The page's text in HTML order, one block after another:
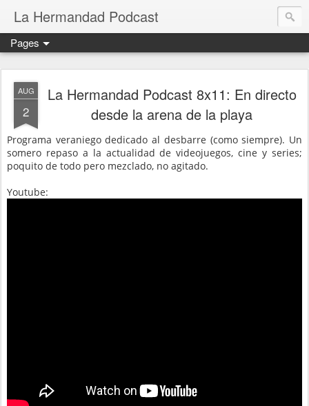
La Hermandad Podcast
Pages
AUG
2
La Hermandad Podcast 8x11: En directo
desde la arena de la playa
Programa veraniego dedicado al desbarre (como siempre). Un
somero repaso a la actualidad de videojuegos, cine y series;
poquito de todo pero mezclado, no agitado.
Youtube: